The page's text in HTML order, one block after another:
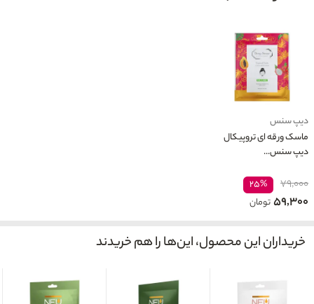
دیپ سنس
ماسک ورقه ای تروپیکال
دیپ سنس...
۷۹,۰۰۰ ۲۵%
۵۹,۳۰۰تومان
خریداران این محصول، این‌ها را هم خریدند